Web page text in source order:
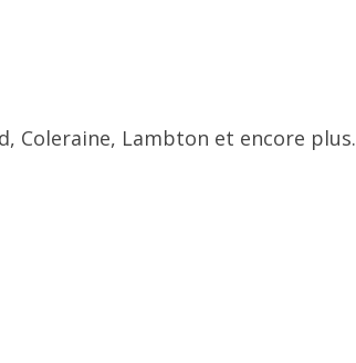
Coleraine, Lambton et encore plus.